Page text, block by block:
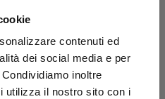
contenuti ed
dei social media e per
inoltre
utilizza il nostro sito con i